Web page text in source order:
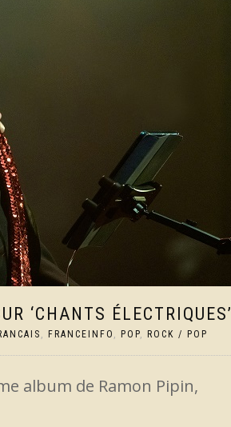
‘CHANTS ÉLECTRIQUES’
, FRANCEINFO , POP, ROCK / POP
album de Ramon Pipin,